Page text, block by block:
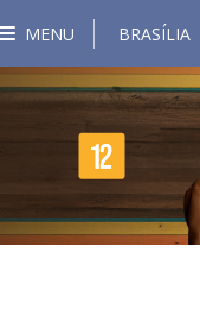
MENU BRASÍLIA